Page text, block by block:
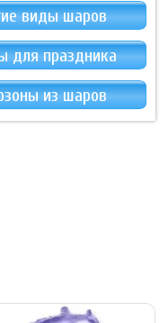
виды шаров
для праздника
из шаров